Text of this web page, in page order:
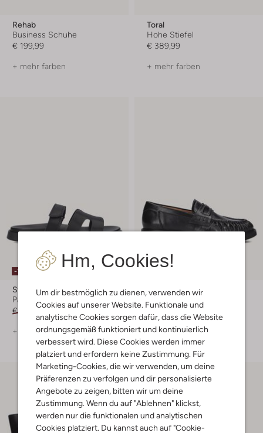
Hm, Cookies!
Um dir bestmöglich zu dienen, verwenden wir
Cookies auf unserer Website. Funktionale und
analytische Cookies sorgen dafür, dass die Website
ordnungsgemäß funktioniert und kontinuierlich
verbessert wird. Diese Cookies werden immer
platziert und erfordern keine Zustimmung. Für
Marketing-Cookies, die wir verwenden, um deine
Präferenzen zu verfolgen und dir personalisierte
Angebote zu zeigen, bitten wir um deine
Zustimmung. Wenn du auf "Ablehnen" klickst,
werden nur die funktionalen und analytischen
Cookies platziert. Du kannst auch auf "Cookie-
Rehab
Business Schuhe
€ 199,99
+ mehr farben
Toral
Hohe Stiefel
€ 389,99
+ mehr farben
-10%
Steve Madden
Pantoletten
€ 99,99 € 89,99
+ mehr farben
Nubikk
Loafer
€ 219,99
+ mehr farben